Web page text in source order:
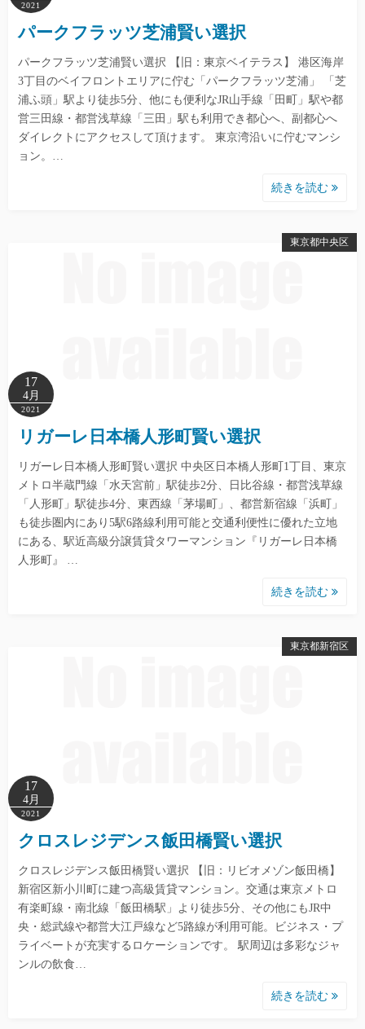
2021
パークフラッツ芝浦賢い選択
パークフラッツ芝浦賢い選択 【旧：東京ベイテラス】 港区海岸
3丁目のベイフロントエリアに佇む「パークフラッツ芝浦」 「芝
浦ふ頭」駅より徒歩5分、他にも便利なJR山手線「田町」駅や都
営三田線・都営浅草線「三田」駅も利用でき都心へ、副都心へ
ダイレクトにアクセスして頂けます。 東京湾沿いに佇むマンシ
ョン。…
続きを読む
東京都中央区
17
4月
2021
リガーレ日本橋人形町賢い選択
リガーレ日本橋人形町賢い選択 中央区日本橋人形町1丁目、東京
メトロ半蔵門線「水天宮前」駅徒歩2分、日比谷線・都営浅草線
「人形町」駅徒歩4分、東西線「茅場町」、都営新宿線「浜町」
も徒歩圏内にあり5駅6路線利用可能と交通利便性に優れた立地
にある、駅近高級分譲賃貸タワーマンション『リガーレ日本橋
人形町』 …
続きを読む
東京都新宿区
17
4月
2021
クロスレジデンス飯田橋賢い選択
クロスレジデンス飯田橋賢い選択 【旧：リビオメゾン飯田橋】
新宿区新小川町に建つ高級賃貸マンション。交通は東京メトロ
有楽町線・南北線「飯田橋駅」より徒歩5分、その他にもJR中
央・総武線や都営大江戸線など5路線が利用可能。ビジネス・プ
ライベートが充実するロケーションです。 駅周辺は多彩なジャ
ンルの飲食…
続きを読む